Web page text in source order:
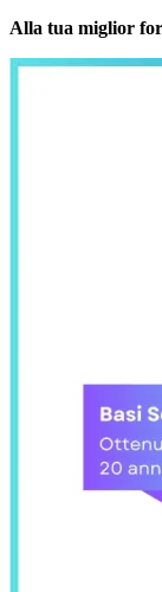
Alla tua miglior